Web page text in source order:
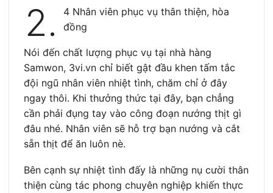
2.
4 Nhân viên phục vụ thân thiện, hòa
đồng
Nói đến chất lượng phục vụ tại nhà hàng
Samwon, 3vi.vn chỉ biết gật đầu khen tấm tắc
đội ngũ nhân viên nhiệt tình, chăm chỉ ở đây
ngay thôi. Khi thưởng thức tại đây, bạn chẳng
cần phải đụng tay vào công đoạn nướng thịt gì
đâu nhé. Nhân viên sẽ hỗ trợ bạn nướng và cắt
sẵn thịt để ăn luôn nè.
Bên cạnh sự nhiệt tình đấy là những nụ cười thân
thiện cùng tác phong chuyên nghiệp khiến thực